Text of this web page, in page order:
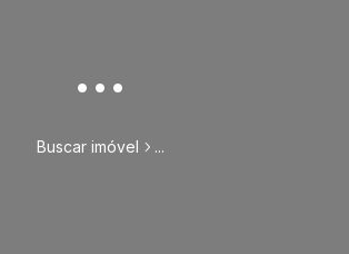
...
Buscar imóvel ...